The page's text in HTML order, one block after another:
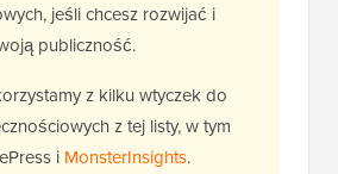
jeśli chcesz rozwijać i
publiczność.
z kilku wtyczek do
z tej listy, w tym
i MonsterInsights.